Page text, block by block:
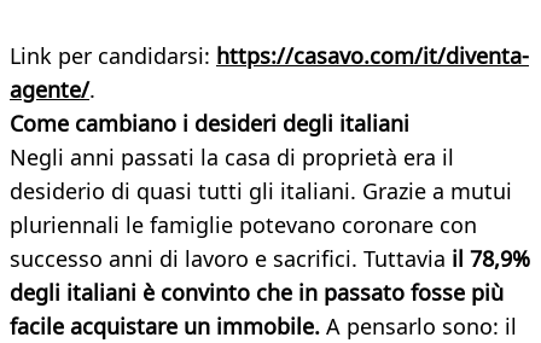
Link per candidarsi: https://casavo.com/it/diventa-
agente/.
Come cambiano i desideri degli italiani
Negli anni passati la casa di proprietà era il
desiderio di quasi tutti gli italiani. Grazie a mutui
pluriennali le famiglie potevano coronare con
successo anni di lavoro e sacrifici. Tuttavia il 78,9%
degli italiani è convinto che in passato fosse più
facile acquistare un immobile. A pensarlo sono: il